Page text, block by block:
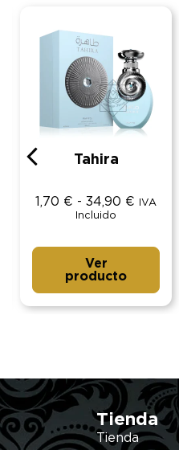
Tahira
1,70 € - 34,90 €
IVA
Incluido
Ver
producto
Tienda
Tienda